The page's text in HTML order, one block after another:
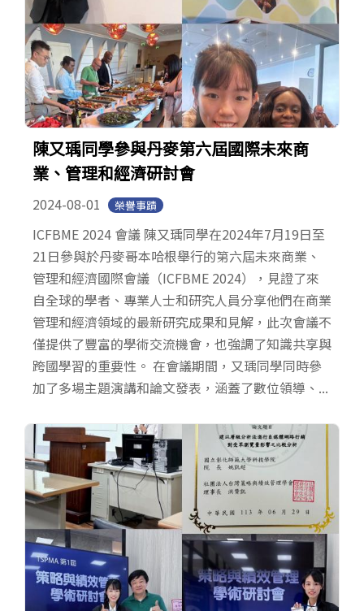
陳又瑀同學參與丹麥第六屆國際未來商
業、管理和經濟研討會
2024-08-01 榮譽事蹟
ICFBME 2024 會議 陳又瑀同學在2024年7月19日至
21日參與於丹麥哥本哈根舉行的第六屆未來商業、
管理和經濟國際會議（ICFBME 2024），見證了來
自全球的學者、專業人士和研究人員分享他們在商業
管理和經濟領域的最新研究成果和見解，此次會議不
僅提供了豐富的學術交流機會，也強調了知識共享與
跨國學習的重要性。 在會議期間，又瑀同學同時參
加了多場主題演講和論文發表，涵蓋了數位領導、...